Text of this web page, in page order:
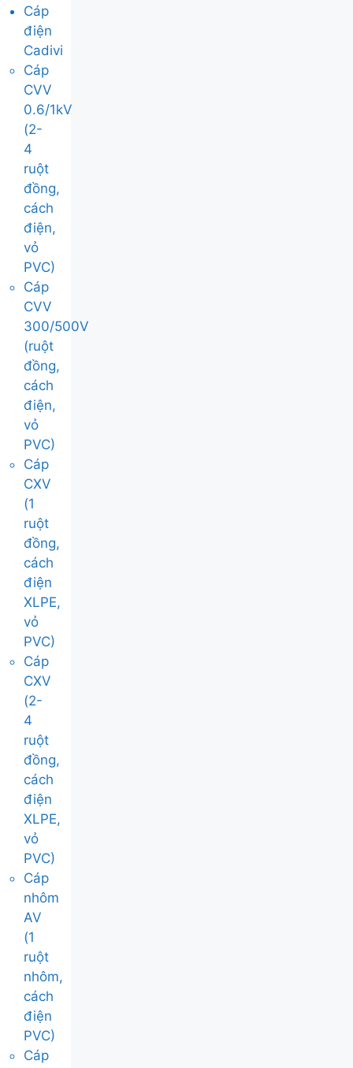
Cáp
điện
Cadivi
Cáp
CVV
0.6/1kV
(2-
4
ruột
đồng,
cách
điện,
vỏ
PVC)
Cáp
CVV
300/500V
(ruột
đồng,
cách
điện,
vỏ
PVC)
Cáp
CXV
(1
ruột
đồng,
cách
điện
XLPE,
vỏ
PVC)
Cáp
CXV
(2-
4
ruột
đồng,
cách
điện
XLPE,
vỏ
PVC)
Cáp
nhôm
AV
(1
ruột
nhôm,
cách
điện
PVC)
Cáp